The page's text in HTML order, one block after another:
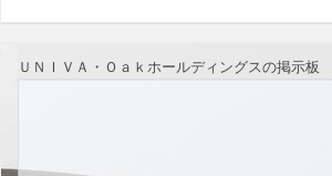
ＵＮＩＶＡ・Ｏａｋホールディングスの掲示板